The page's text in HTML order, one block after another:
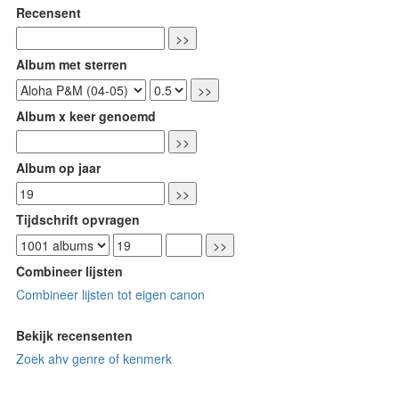
Recensent
Album met sterren
Album x keer genoemd
Album op jaar
Tijdschrift opvragen
Combineer lijsten
Combineer lijsten tot eigen canon
Bekijk recensenten
Zoek ahv genre of kenmerk